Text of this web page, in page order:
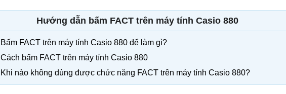
Hướng dẫn bấm FACT trên máy tính Casio 880
Bấm FACT trên máy tính Casio 880 để làm gì?
Cách bấm FACT trên máy tính Casio 880
Khi nào không dùng được chức năng FACT trên máy tính Casio 880?